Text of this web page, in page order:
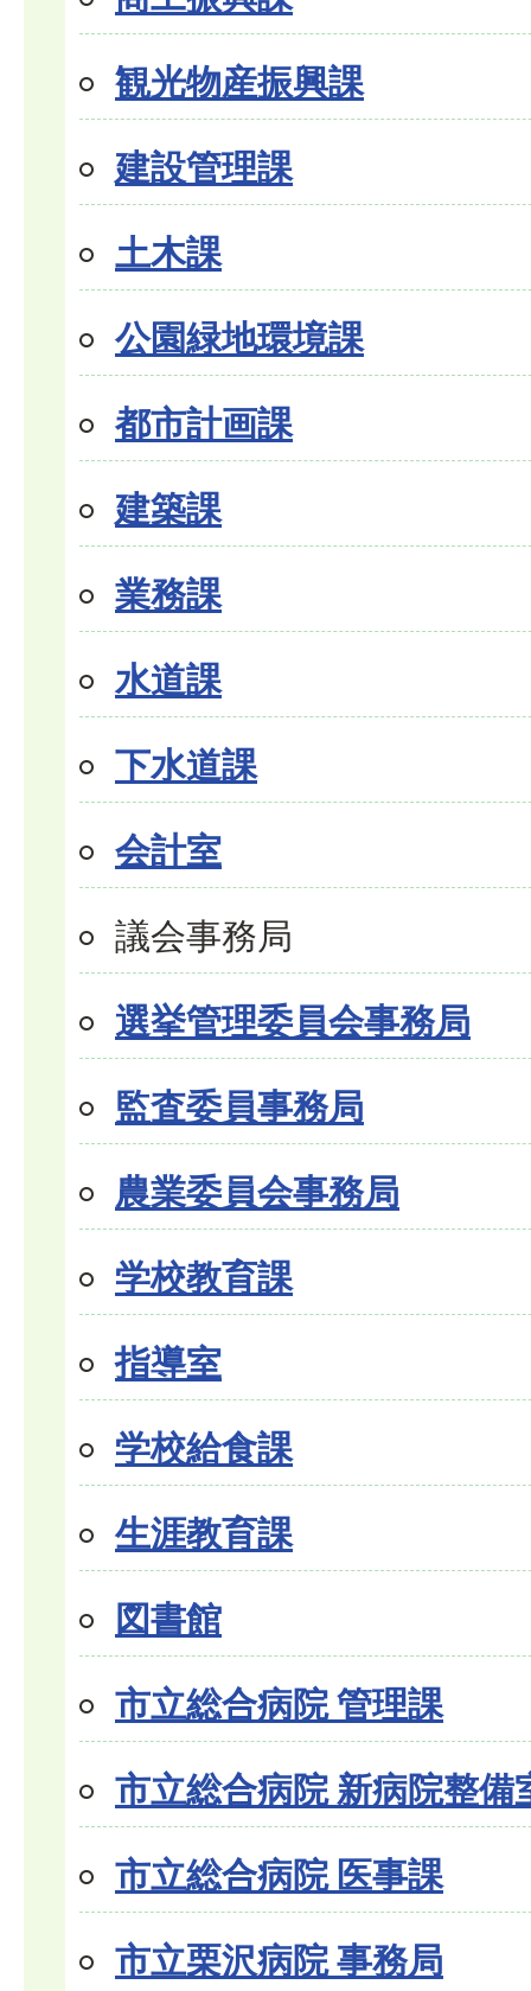
観光物産振興課
建設管理課
土木課
公園緑地環境課
都市計画課
建築課
業務課
水道課
下水道課
会計室
議会事務局
選挙管理委員会事務局
監査委員事務局
農業委員会事務局
学校教育課
指導室
学校給食課
生涯教育課
図書館
市立総合病院 管理課
市立総合病院 新病院整備
市立総合病院 医事課
市立栗沢病院 事務局